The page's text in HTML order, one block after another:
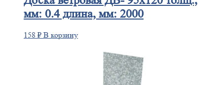
мм: 0.4 длина, мм: 2000
158 ₽ В корзину